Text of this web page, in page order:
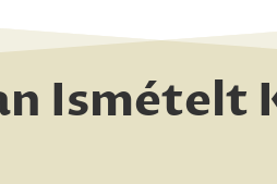
Ismételt